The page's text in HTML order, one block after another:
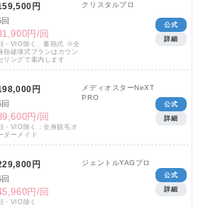
円
回
円/回
・VIO除く、蓄熱式 ※全
熱破壊式プランはカウン
リングで案内します
クリスタルプロ
公式
詳細
円
回
円/回
・VIO除く：全身脱毛オ
ダーメイド
メディオスターNeXT
PRO
公式
詳細
円
回
円/回
・VIO除く
ジェントルYAGプロ
公式
詳細